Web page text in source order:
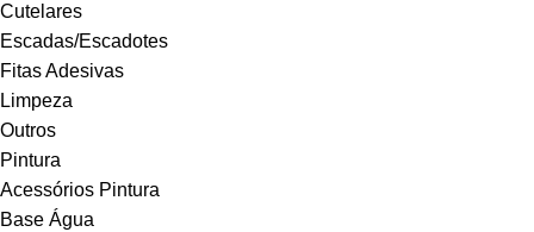
Cutelares
Escadas/Escadotes
Fitas Adesivas
Limpeza
Outros
Pintura
Acessórios Pintura
Base Água